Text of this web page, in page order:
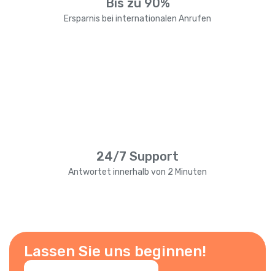
Bis zu 90%
Ersparnis bei internationalen Anrufen
24/7 Support
Antwortet innerhalb von 2 Minuten
Lassen Sie uns beginnen!